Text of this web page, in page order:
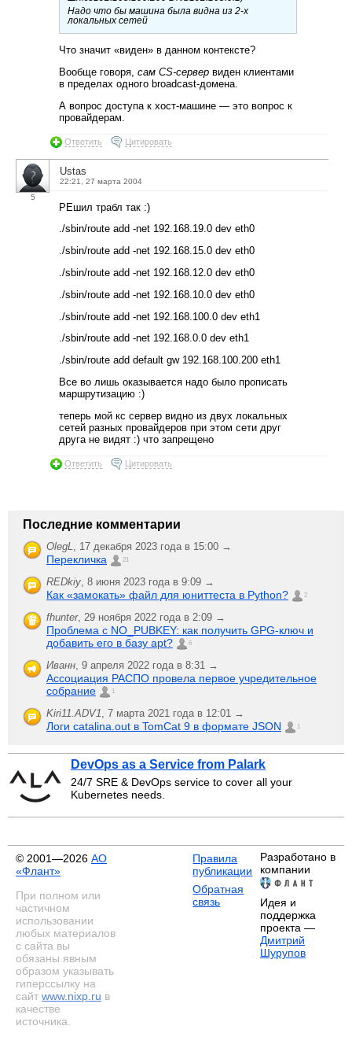
Надо что бы машина была видна из 2-х
локальных сетей
Что значит «виден» в данном контексте?
Вообще говоря, сам CS-сервер виден клиентами
в пределах одного broadcast-домена.
А вопрос доступа к хост-машине — это вопрос к
провайдерам.
Ответить Цитировать
5
Ustas
22:21, 27 марта 2004
РЕшил трабл так :)
./sbin/route add -net 192.168.19.0 dev eth0
./sbin/route add -net 192.168.15.0 dev eth0
./sbin/route add -net 192.168.12.0 dev eth0
./sbin/route add -net 192.168.10.0 dev eth0
./sbin/route add -net 192.168.100.0 dev eth1
./sbin/route add -net 192.168.0.0 dev eth1
./sbin/route add default gw 192.168.100.200 eth1
Все во лишь оказывается надо было прописать
маршрутизацию :)
теперь мой кс сервер видно из двух локальных
сетей разных провайдеров при этом сети друг
друга не видят :) что запрещено
Ответить Цитировать
Последние комментарии
OlegL 17 декабря 2023 года в 15:00 →
Перекличка 21
REDkiy 8 июня 2023 года в 9:09 →
Как «замокать» файл для юниттеста в Python? 2
fhunter, 29 ноября 2022 года в 2:09 →
Проблема с NO_PUBKEY: как получить GPG-ключ и
добавить его в базу apt?
6
Иванн 9 апреля 2022 года в 8:31 →
Ассоциация РАСПО провела первое учредительное
собрание
1
Kiri11.ADV1 7 марта 2021 года в 12:01 →
Логи catalina.out в TomCat 9 в формате JSON 1
DevOps as a Service from Palark
24/7 SRE & DevOps service to cover all your
Kubernetes needs.
© 2001—2026 АО
«Флант»
При полном или
частичном
использовании
любых материалов
с сайта вы
обязаны явным
образом указывать
гиперссылку на
сайт www.nixp.ru в
качестве
источника.
Правила
публикации
Обратная
связь
Разработано в
компании
Идея и
поддержка
проекта —
Дмитрий
Шурупов